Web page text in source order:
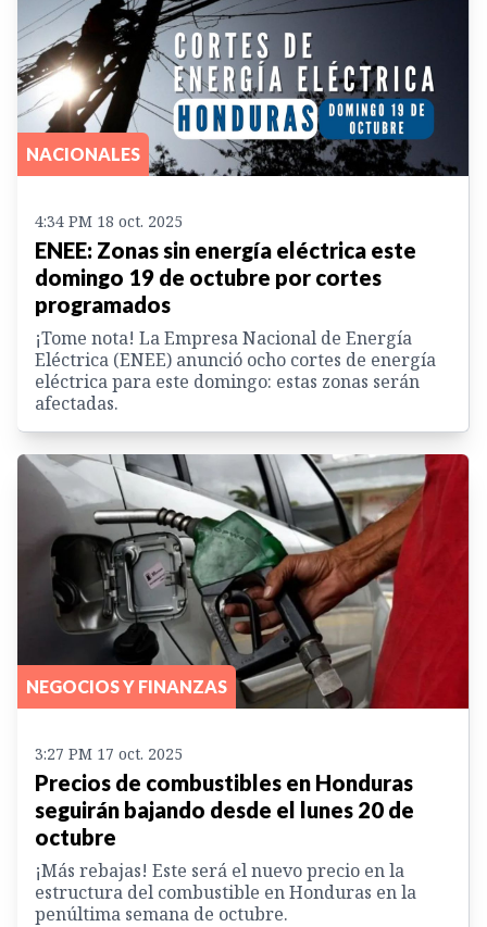
NACIONALES
4:34 PM 18 oct. 2025
ENEE: Zonas sin energía eléctrica este
domingo 19 de octubre por cortes
programados
¡Tome nota! La Empresa Nacional de Energía
Eléctrica (ENEE) anunció ocho cortes de energía
eléctrica para este domingo: estas zonas serán
afectadas.
NEGOCIOS Y FINANZAS
3:27 PM 17 oct. 2025
Precios de combustibles en Honduras
seguirán bajando desde el lunes 20 de
octubre
¡Más rebajas! Este será el nuevo precio en la
estructura del combustible en Honduras en la
penúltima semana de octubre.